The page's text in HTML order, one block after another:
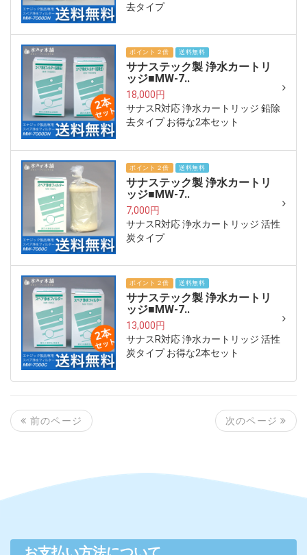
去タイプ
ポイント２倍 送料無料
サナステック製 浄水カートリ
ッジ■MW-7..
18,000円
サナスR対応 浄水カートリッジ 鉛除
去タイプ お得な2本セット
ポイント２倍 送料無料
サナステック製 浄水カートリ
ッジ■MW-7..
7,000円
サナスR対応 浄水カートリッジ 活性
炭タイプ
ポイント２倍 送料無料
サナステック製 浄水カートリ
ッジ■MW-7..
13,000円
サナスR対応 浄水カートリッジ 活性
炭タイプ お得な2本セット
前のページ 次のページ